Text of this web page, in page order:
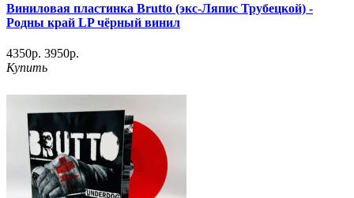
Виниловая пластинка Brutto (экс-Ляпис Трубецкой) -
Родны край LP чёрный винил
4350р. 3950р.
Купить